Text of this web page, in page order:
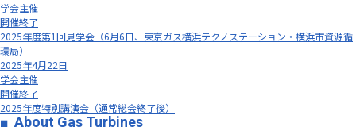
学会主催
開催終了
2025年度第1回見学会（6月6日、東京ガス横浜テクノステーション・横浜市資源循
環局）
2025年4月22日
学会主催
開催終了
2025年度特別講演会（通常総会終了後）
About Gas Turbines